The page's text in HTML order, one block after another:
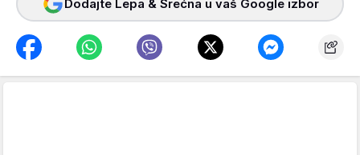
Dodajte Lepa & Srećna u vaš Google izbor